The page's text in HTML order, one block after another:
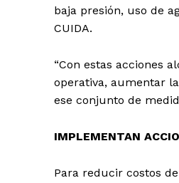
baja presión, uso de
CUIDA.
“Con estas acciones
operativa, aumentar
ese conjunto de
IMPLEMENTAN
Para reducir costos